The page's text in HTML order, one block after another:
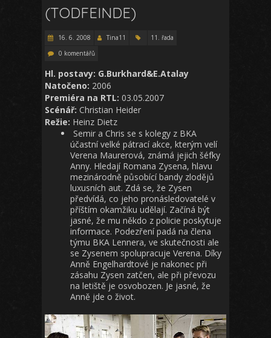
(TODFEINDE)
16. 6. 2008 Tina11
11. řada
0 komentářů
Hl. postavy: G.Burkhard&E.Atalay
Natočeno: 2006
Premiéra na RTL: 03.05.2007
Scénář: Christian Heider
Režie: Heinz Dietz
Semir a Chris se s kolegy z BKA
účastní velké pátrací akce, kterým velí
Verena Maurerová, známá jejich šéfky
Anny. Hledají Romana Zysena, hlavu
mezinárodně působící bandy zlodějů
luxusních aut. Zdá se, že Zysen
předvídá, co jeho pronásledovatelé v
příštím okamžiku udělají. Začíná být
jasné, že mu někdo z policie poskytuje
informace. Podezření padá na člena
týmu BKA Lennera, ve skutečnosti ale
se Zysenem spolupracuje Verena. Díky
Anně Engelhardtové je nakonec při
zásahu Zysen zatčen, ale při převozu
na letiště je osvobozen. Je jasné, že
Anně jde o život.